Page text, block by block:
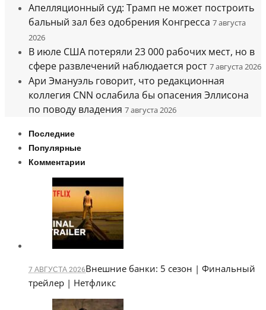
Апелляционный суд: Трамп не может построить
бальный зал без одобрения Конгресса 7 августа
2026
В июле США потеряли 23 000 рабочих мест, но в
сфере развлечений наблюдается рост 7 августа 2026
Ари Эмануэль говорит, что редакционная
коллегия CNN ослабила бы опасения Эллисона
по поводу владения 7 августа 2026
Последние
Популярные
Комментарии
7 АВГУСТА 2026Внешние банки: 5 сезон | Финальный
трейлер | Нетфликс